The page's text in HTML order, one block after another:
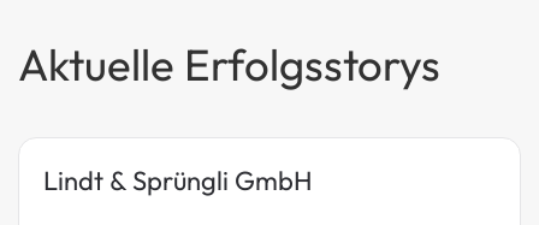
Aktuelle Erfolgsstorys
Lindt & Sprüngli GmbH